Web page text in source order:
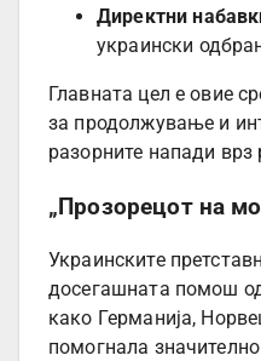
Директни
украински
Главната цел е овие
за продолжување и
разорните напади врз
„Прозорецот на
Украинските
досегашната помош
како Германија,
помогнала